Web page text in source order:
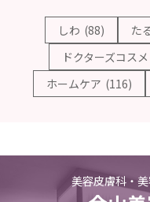
しわ (88) た
ドクターズコスメ
ホームケア (116)
美容皮膚科・